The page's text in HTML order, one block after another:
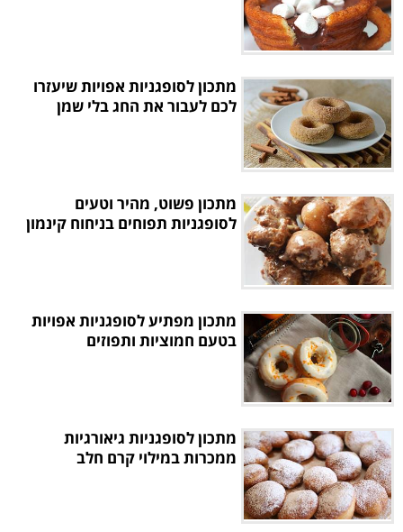
מתכון לסופגניות אפויות שיעזרו
לכם לעבור את החג בלי שמן
מתכון פשוט, מהיר וטעים
לסופגניות תפוחים בניחוח קינמון
מתכון מפתיע לסופגניות אפויות
בטעם חמוציות ותפוזים
מתכון לסופגניות גיאורגיות
ממכרות במילוי קרם חלב